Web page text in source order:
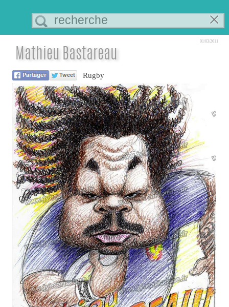
Mathieu Bastareau
01/03/2011
Rugby